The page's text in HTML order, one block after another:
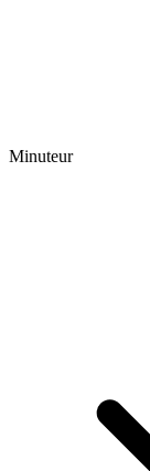
Minuteur